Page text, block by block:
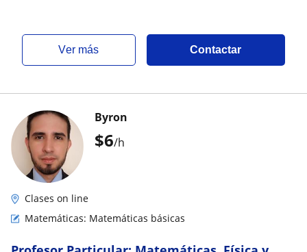
ver más Contactar
$6/h
Byron
Clases on line
Matemáticas: Matemáticas básicas